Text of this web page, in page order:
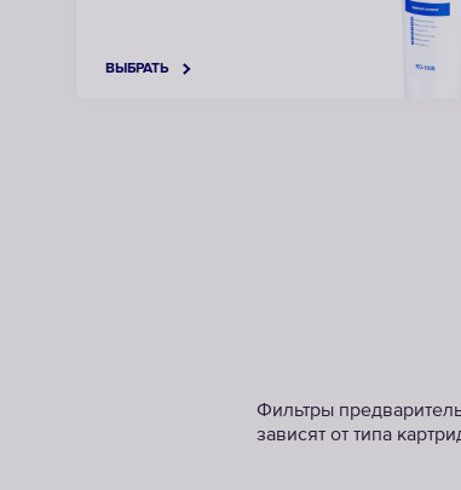
ВЫБРАТЬ
Фильтры
зависят от типа